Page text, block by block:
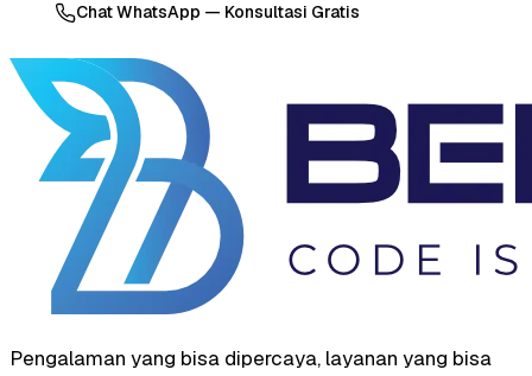
Chat WhatsApp — Konsultasi Gratis
Pengalaman yang bisa dipercaya, layanan yang bisa